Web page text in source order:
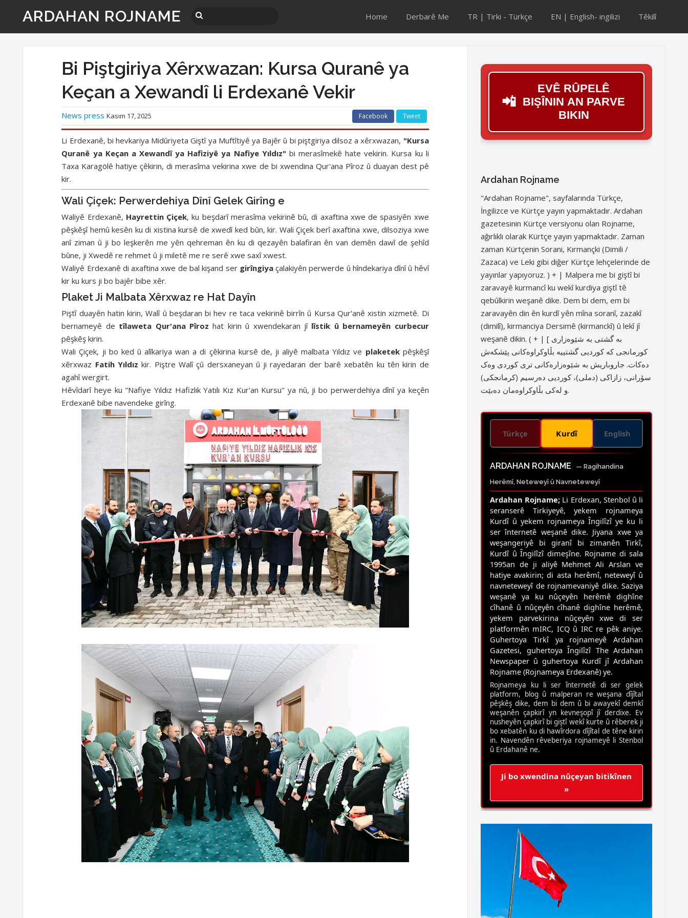
ARDAHAN ROJNAME Home Derbarê Me TR | Tirki - Türkçe EN | English- ingilizi Têkilî
Bi Piştgiriya Xêrxwazan: Kursa Quranê ya
Keçan a Xewandî li Erdexanê Vekir
News pressKasım 17, 2025 Facebook Tweet
Li Erdexanê, bi hevkariya Midûriyeta Giştî ya Muftîtiyê ya Bajêr û bi piştgiriya dilsoz a xêrxwazan, "Kursa
Quranê ya Keçan a Xewandî ya Hafiziyê ya Nafiye Yıldız" bi merasîmekê hate vekirin. Kursa ku li
Taxa Karagölê hatiye çêkirin, di merasîma vekirina xwe de bi xwendina Qur'ana Pîroz û duayan dest pê
kir.
Wali Çiçek: Perwerdehiya Dînî Gelek Girîng e
Waliyê Erdexanê, Hayrettin Çiçek, ku beşdarî merasîma vekirinê bû, di axaftina xwe de spasiyên xwe
pêşkêşî hemû kesên ku di xistina kursê de xwedî ked bûn, kir. Wali Çiçek berî axaftina xwe, dilsoziya xwe
anî ziman û ji bo leşkerên me yên qehreman ên ku di qezayên balafiran ên van demên dawî de şehîd
bûne, ji Xwedê re rehmet û ji miletê me re serê xwe saxî xwest.
Waliyê Erdexanê di axaftina xwe de bal kişand ser girîngiyaçalakiyên perwerde û hîndekariya dînî û hêvî
kir ku kurs ji bo bajêr bibe xêr.
Plaket Ji Malbata Xêrxwaz re Hat Dayîn
Piştî duayên hatin kirin, Walî û beşdaran bi hev re taca vekirinê birrîn û Kursa Qur'anê xistin xizmetê. Di
bernameyê de tîlaweta Qur'ana Pîroz hat kirin û xwendekaran jî lîstik û bernameyên curbecur
pêşkêş kirin.
Wali Çiçek, ji bo ked û alîkariya wan a di çêkirina kursê de, ji aliyê malbata Yıldız ve plaketekpêşkêşî
xêrxwaz Fatih Yıldız kir. Piştre Walî çû dersxaneyan û ji rayedaran der barê xebatên ku tên kirin de
agahî wergirt.
Hêvîdarî heye ku "Nafiye Yıldız Hafizlık Yatılı Kız Kur'an Kursu" ya nû, ji bo perwerdehiya dînî ya keçên
Erdexanê bibe navendeke girîng.
📲
EVÊ RÛPELÊ
BIŞÎNIN AN PARVE
BIKIN
Ardahan Rojname
"Ardahan Rojname", sayfalarında Türkçe,
İngilizce ve Kürtçe yayın yapmaktadır. Ardahan
gazetesinin Kürtçe versiyonu olan Rojname,
ağırlıklı olarak Kürtçe yayın yapmaktadır. Zaman
zaman Kürtçenin Sorani, Kırmançki (Dimili /
Zazaca) ve Leki gibi diğer Kürtçe lehçelerinde de
yayınlar yapıyoruz. ) + | Malpera me bi giştî bi
zaravayê kurmancî ku wekî kurdiya giştî tê
qebûlkirin weşanê dike. Dem bi dem, em bi
zaravayên din ên kurdî yên mîna soranî, zazakî
(dimilî), kirmanciya Dersimê (kirmanckî) û lekî jî
weşanê dikin. ( + | [ بە گشتی بە شێوەزاری
کورمانجی کە کوردیی گشتییە بڵاوکراوەکانی پێشکەش
دەکات. جاروباریش بە شێوەزارەکانی تری کوردی وەک
سۆرانی، زازاکی (دملی)، کوردیی دەرسیم (کرمانجکی)
و لەکی بڵاوکراوەمان دەبێت.
Türkçe Kurdî English
ARDAHAN ROJNAME
— Ragihandina
Herêmî, Neteweyî û Navneteweyî
Ardahan Rojname; Li Erdexan, Stenbol û li
seranserê Tirkiyeyê, yekem rojnameya
Kurdî û yekem rojnameya Îngilîzî ye ku li
ser înternetê weşanê dike. Jiyana xwe ya
weşangeriyê bi giranî bi zimanên Tirkî,
Kurdî û Îngilîzî dimeşîne. Rojname di sala
1995an de ji aliyê Mehmet Ali Arslan ve
hatiye avakirin; di asta herêmî, neteweyî û
navneteweyî de rojnamevaniyê dike. Saziya
weşanê ya ku nûçeyên herêmê dighîne
cîhanê û nûçeyên cîhanê dighîne herêmê,
yekem parvekirina nûçeyên xwe di ser
platformên mIRC, ICQ û IRC re pêk aniye.
Guhertoya Tirkî ya rojnameyê Ardahan
Gazetesi, guhertoya Îngilîzî The Ardahan
Newspaper û guhertoya Kurdî jî Ardahan
Rojname (Rojnameya Erdexanê) ye.
Rojnameya ku li ser înternetê di ser gelek
platform, blog û malperan re weşana dîjîtal
pêşkêş dike, dem bi dem û bi awayekî demkî
weşanên çapkirî yn kevneşopî jî derdixe. Ev
nusheyên çapkirî bi giştî wekî kurte û rêberek ji
bo xebatên ku di hawîrdora dîjîtal de têne kirin
in. Navendên rêveberiya rojnameyê li Stenbol
û Erdahanê ne.
Ji bo xwendina nûçeyan bitikînen
»